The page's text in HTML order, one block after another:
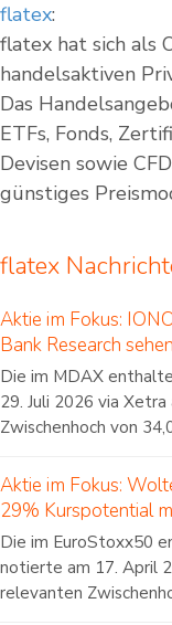
flatex:
flatex hat sich als
handelsaktiven
Das
ETFs, Fonds,
Devisen sowie
günstiges
flatex
Aktie im Fokus:
Bank Research
Die im MDAX
29. Juli 2026 via
Zwischenhoch von
Aktie im Fokus:
29% Kurspotential
Die im EuroStoxx50
notierte am 17. April
relevanten